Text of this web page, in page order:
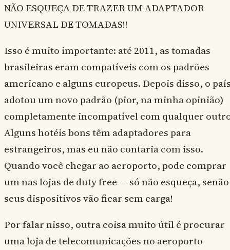
NÃO ESQUEÇA DE TRAZER UM ADAPTADOR
UNIVERSAL DE TOMADAS!!
Isso é muito importante: até 2011, as tomadas
brasileiras eram compatíveis com os padrões
americano e alguns europeus. Depois disso, o
adotou um novo padrão (pior, na minha opinião)
completamente incompatível com qualquer
Alguns hotéis bons têm adaptadores para
estrangeiros, mas eu não contaria com isso.
Quando você chegar ao aeroporto, pode comprar
um nas lojas de duty free — só não esqueça, senão
seus dispositivos vão ficar sem carga!
Por falar nisso, outra coisa muito útil é procurar
uma loja de telecomunicações no aeroporto